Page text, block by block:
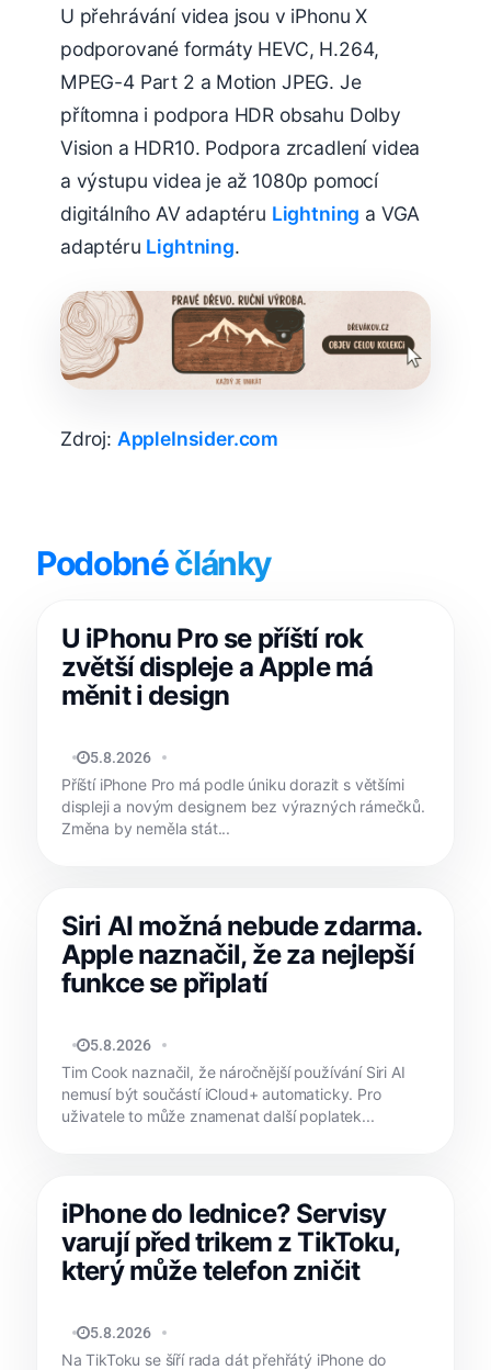
U přehrávání videa jsou v iPhonu X
podporované formáty HEVC, H.264,
MPEG-4 Part 2 a Motion JPEG. Je
přítomna i podpora HDR obsahu Dolby
Vision a HDR10. Podpora zrcadlení videa
a výstupu videa je až 1080p pomocí
digitálního AV adaptéru Lightning a VGA
adaptéru Lightning.
Zdroj: AppleInsider.com
Podobnéčlánky
U iPhonu Pro se příští rok
zvětší displeje a Apple má
měnit i design
JAN HOLEŠ
5.8.2026
Příští iPhone Pro má podle úniku dorazit s většími
displeji a novým designem bez výrazných rámečků.
Změna by neměla stát...
Siri AI možná nebude zdarma.
Apple naznačil, že za nejlepší
funkce se připlatí
JAN HOLEŠ
5.8.2026
Tim Cook naznačil, že náročnější používání Siri AI
nemusí být součástí iCloud+ automaticky. Pro
uživatele to může znamenat další poplatek...
iPhone do lednice? Servisy
varují před trikem z TikToku,
který může telefon zničit
MATYÁŠ KOZÁK
5.8.2026
Na TikToku se šíří rada dát přehřátý iPhone do